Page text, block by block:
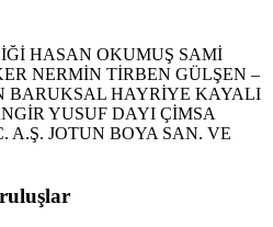
HASAN OKUMUŞ SAMİ
NERMİN TİRBEN GÜLŞEN –
BARUKSAL HAYRİYE KAYALI
YUSUF DAYI ÇİMSA
A.Ş. JOTUN BOYA SAN. VE